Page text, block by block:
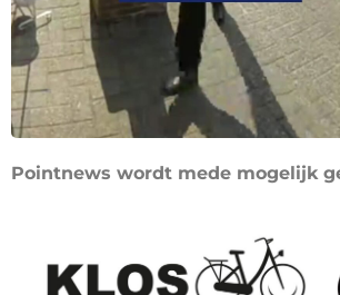
Pointnews wordt mede mogelijk